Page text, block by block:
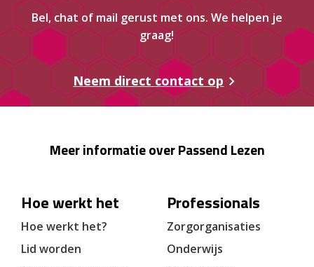
Bel, chat of mail gerust met ons. We helpen je
graag!
Neem direct contact op
Meer informatie over Passend Lezen
Hoe werkt het
Hoe werkt het?
Lid worden
Professionals
Zorgorganisaties
Onderwijs